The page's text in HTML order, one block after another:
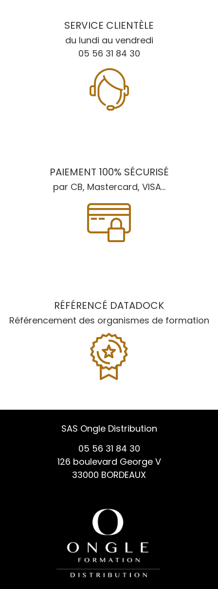
SERVICE CLIENTÈLE
du lundi au vendredi
05 56 31 84 30
PAIEMENT 100% SÉCURISÉ
par CB, Mastercard, VISA...
RÉFÉRENCÉ DATADOCK
Référencement des organismes de formation
SAS Ongle Distribution
05 56 31 84 30
126 boulevard George V
33000 BORDEAUX